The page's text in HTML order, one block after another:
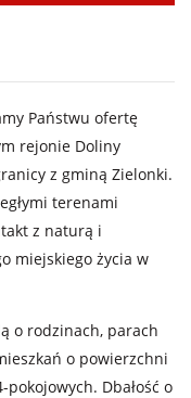
Państwu ofertę
rejonie Doliny
z gminą Zielonki.
terenami
z naturą i
miejskiego życia w
o rodzinach, parach
o powierzchni
pokojowych. Dbałość o